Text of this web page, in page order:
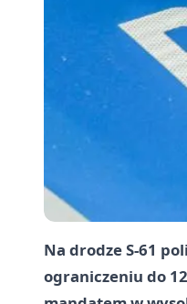
Na drodze S-61
ograniczeniu do